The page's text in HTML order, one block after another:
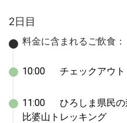
2日目
料金に含まれるご飲食：
10:00	チェックアウト
11:00	ひろしま県民の森
比婆山トレッキング